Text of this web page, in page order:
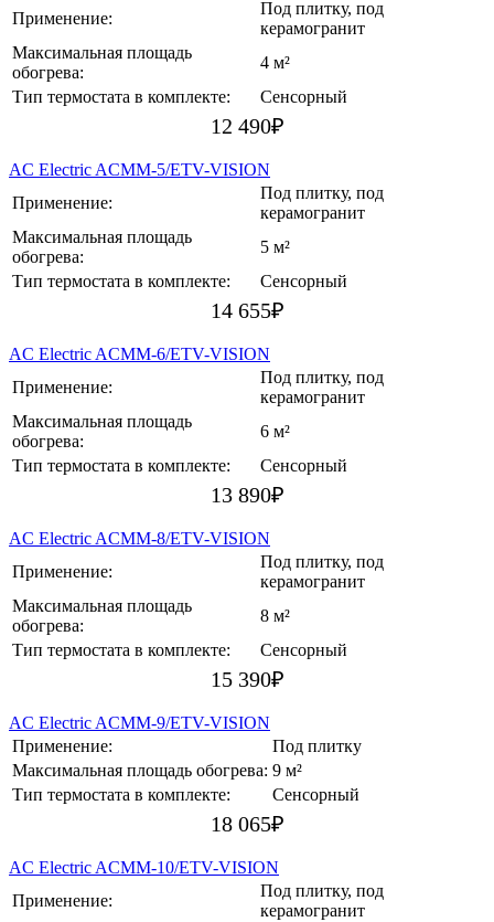
Применение:
Под плитку, под
керамогранит
Максимальная площадь
обогрева:
4 м²
Тип термостата в комплекте:
Сенсорный
12 490₽
AC Electric ACMM-5/ETV-VISION
Применение:
Под плитку, под
керамогранит
Максимальная площадь
обогрева:
5 м²
Тип термостата в комплекте:
Сенсорный
14 655₽
AC Electric ACMM-6/ETV-VISION
Применение:
Под плитку, под
керамогранит
Максимальная площадь
обогрева:
6 м²
Тип термостата в комплекте:
Сенсорный
13 890₽
AC Electric ACMM-8/ETV-VISION
Применение:
Под плитку, под
керамогранит
Максимальная площадь
обогрева:
8 м²
Тип термостата в комплекте:
Сенсорный
15 390₽
AC Electric ACMM-9/ETV-VISION
Применение:
Под плитку
Максимальная площадь обогрева: 9 м²
Тип термостата в комплекте:
Сенсорный
18 065₽
AC Electric ACMM-10/ETV-VISION
Применение:
Под плитку, под
керамогранит